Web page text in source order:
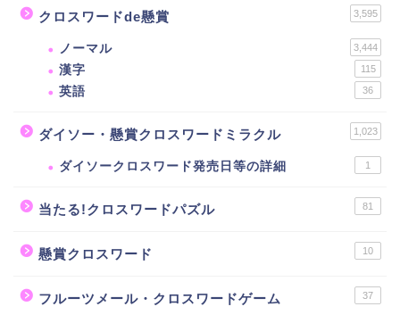
クロスワードde懸賞 3,595
ノーマル 3,444
漢字 115
英語 36
ダイソー・懸賞クロスワードミラクル 1,023
ダイソークロスワード発売日等の詳細 1
当たる!クロスワードパズル 81
懸賞クロスワード 10
フルーツメール・クロスワードゲーム 37